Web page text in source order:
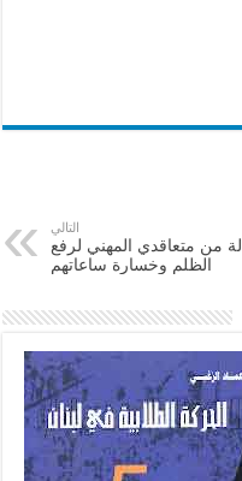
التالي
من متعاقدي المهني لرفع
الظلم وخسارة ساعاتهم